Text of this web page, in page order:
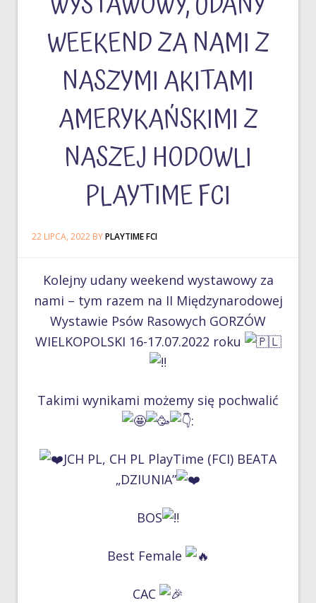
WEEKEND ZA NAMI Z
NASZYMI AKITAMI
AMERYKAŃSKIMI Z
NASZEJ HODOWLI
PLAYTIME FCI
22 LIPCA, 2022 BYPLAYTIME FCI
Kolejny udany weekend wystawowy za
nami – tym razem na II Międzynarodowej
Wystawie Psów Rasowych GORZÓW
WIELKOPOLSKI 16-17.07.2022 roku
Takimi wynikami możemy się pochwalić
:
JCH PL, CH PL PlayTime (FCI) BEATA
„DZIUNIA”
BOS
Best Female
CAC